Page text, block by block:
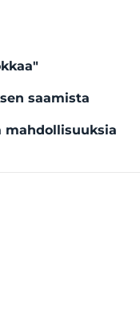
saamista
mahdollisuuksia